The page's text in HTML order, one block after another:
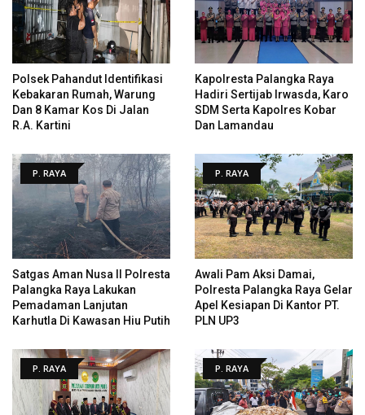
Polsek Pahandut Identifikasi
Kebakaran Rumah, Warung
Dan 8 Kamar Kos Di Jalan
R.A. Kartini
Kapolresta Palangka Raya
Hadiri Sertijab Irwasda, Karo
SDM Serta Kapolres Kobar
Dan Lamandau
P. RAYA
Satgas Aman Nusa II Polresta
Palangka Raya Lakukan
Pemadaman Lanjutan
Karhutla Di Kawasan Hiu Putih
P. RAYA
Awali Pam Aksi Damai,
Polresta Palangka Raya Gelar
Apel Kesiapan Di Kantor PT.
PLN UP3
P. RAYA P. RAYA